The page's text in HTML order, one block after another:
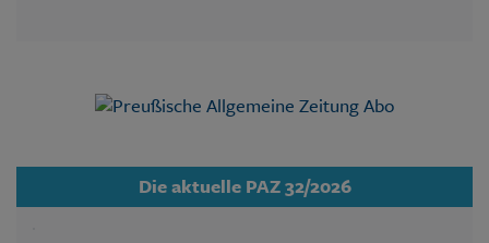
Die aktuelle PAZ 32/2026